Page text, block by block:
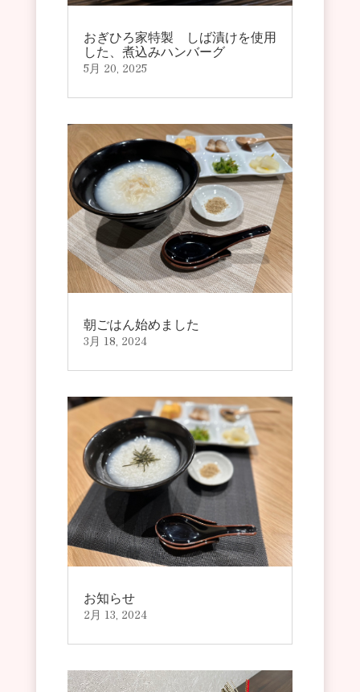
おぎひろ家特製 しば漬けを使用
した、煮込みハンバーグ
5月 20, 2025
朝ごはん始めました
3月 18, 2024
お知らせ
2月 13, 2024